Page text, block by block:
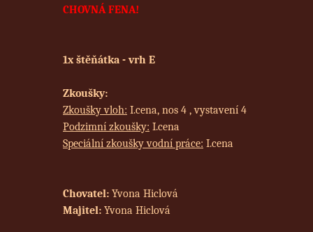
CHOVNÁ FENA!
1x štěňátka - vrh E
Zkoušky:
Zkoušky vloh: I.cena, nos 4 , vystavení 4
Podzimní zkoušky: I.cena
Speciální zkoušky vodní práce: I.cena
Chovatel: Yvona Hiclová
Majitel: Yvona Hiclová